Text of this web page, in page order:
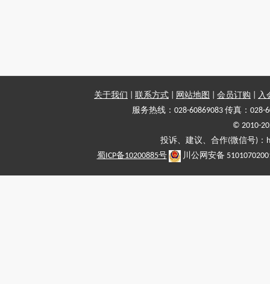
关于我们 联系方式 网站地图 会员订购
入
服务热线：028-60869083 传真：028-
© 2010-
投诉、建议、合作(微信号)
蜀ICP备10200885号
川公网安备